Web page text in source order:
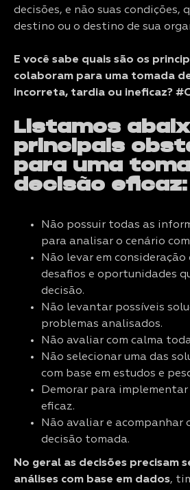
decisões, e não suas condições,
destino ou o destino de sua
E você sabe quais são os
colaboram para uma tomada
incorreta, tardia ou ineficaz?
Listamos
principais
para uma
decisão eficaz:
Não possuir todas as
para analisar o cenário
Não levar em consideração
desafios e oportunidades
decisão.
Não levantar possíveis
problemas analisados.
Não avaliar com calma
Não selecionar uma das
com base em estudos e
Demorar para implementar
eficaz.
Não avaliar e acompanhar
decisão tomada.
No geral as decisões precisam
análises com base em dados,